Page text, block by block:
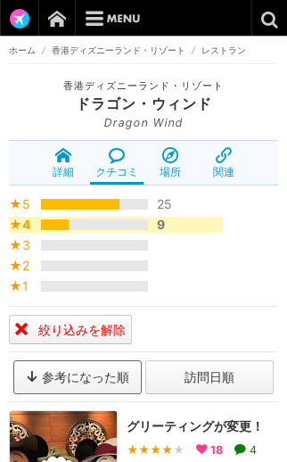
ホーム / 香港ディズニーランド・リゾート / レストラン
香港ディズニーランド・リゾート
ドラゴン・ウィンド
Dragon Wind
詳細 クチコミ 場所 関連
★5
25
★4
9
★3
★2
★1
絞り込みを解除
参考になった順 訪問日順
グリーティングが変更！
★★★★ ★ 18 4